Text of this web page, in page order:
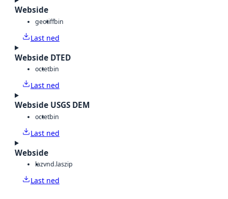
Webside
geotiffbin
Last ned
Webside DTED
octetbin
Last ned
Webside USGS DEM
octetbin
Last ned
Webside
lazvnd.laszip
Last ned